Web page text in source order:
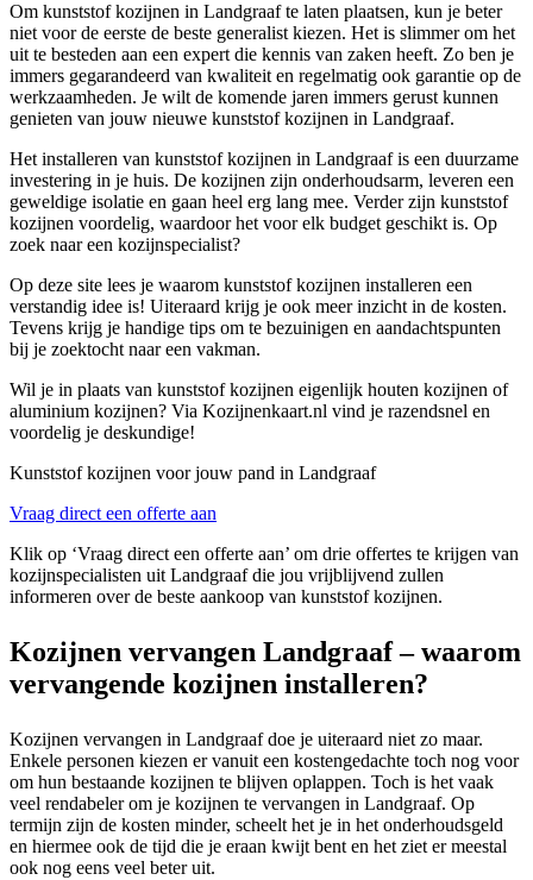
Om kunststof kozijnen in Landgraaf te laten plaatsen, kun je beter
niet voor de eerste de beste generalist kiezen. Het is slimmer om het
uit te besteden aan een expert die kennis van zaken heeft. Zo ben je
immers gegarandeerd van kwaliteit en regelmatig ook garantie op de
werkzaamheden. Je wilt de komende jaren immers gerust kunnen
genieten van jouw nieuwe kunststof kozijnen in Landgraaf.
Het installeren van kunststof kozijnen in Landgraaf is een duurzame
investering in je huis. De kozijnen zijn onderhoudsarm, leveren een
geweldige isolatie en gaan heel erg lang mee. Verder zijn kunststof
kozijnen voordelig, waardoor het voor elk budget geschikt is. Op
zoek naar een kozijnspecialist?
Op deze site lees je waarom kunststof kozijnen installeren een
verstandig idee is! Uiteraard krijg je ook meer inzicht in de kosten.
Tevens krijg je handige tips om te bezuinigen en aandachtspunten
bij je zoektocht naar een vakman.
Wil je in plaats van kunststof kozijnen eigenlijk houten kozijnen of
aluminium kozijnen? Via Kozijnenkaart.nl vind je razendsnel en
voordelig je deskundige!
Kunststof kozijnen voor jouw pand in Landgraaf
Vraag direct een offerte aan
Klik op ‘Vraag direct een offerte aan’ om drie offertes te krijgen van
kozijnspecialisten uit Landgraaf die jou vrijblijvend zullen
informeren over de beste aankoop van kunststof kozijnen.
Kozijnen vervangen Landgraaf – waarom
vervangende kozijnen installeren?
Kozijnen vervangen in Landgraaf doe je uiteraard niet zo maar.
Enkele personen kiezen er vanuit een kostengedachte toch nog voor
om hun bestaande kozijnen te blijven oplappen. Toch is het vaak
veel rendabeler om je kozijnen te vervangen in Landgraaf. Op
termijn zijn de kosten minder, scheelt het je in het onderhoudsgeld
en hiermee ook de tijd die je eraan kwijt bent en het ziet er meestal
ook nog eens veel beter uit.